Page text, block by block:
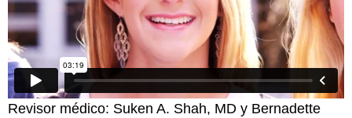
Revisor médico: Suken A. Shah, MD y Bernadette